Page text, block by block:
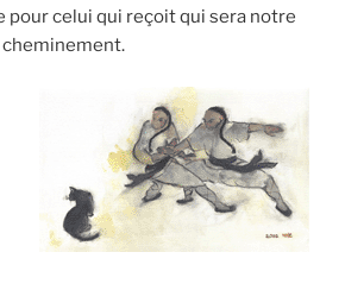
pour celui qui reçoit qui sera notre